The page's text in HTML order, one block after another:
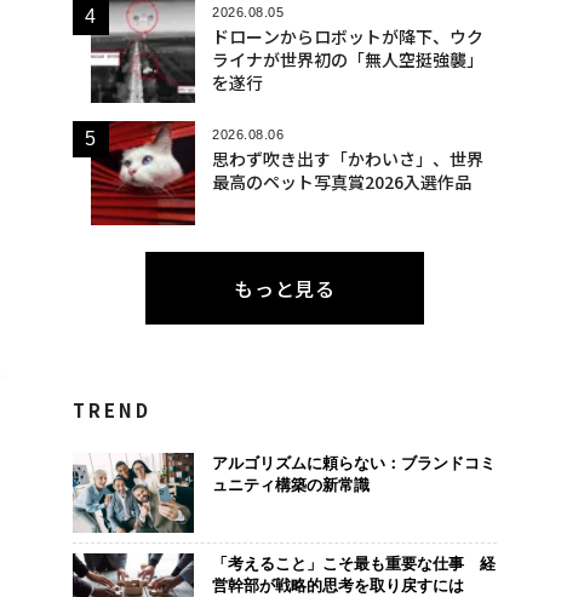
2026.08.05
ドローンからロボットが降下、ウク
ライナが世界初の「無人空挺強襲」
を遂行
2026.08.06
思わず吹き出す「かわいさ」、世界
最高のペット写真賞2026入選作品
もっと見る
TREND
アルゴリズムに頼らない：ブランドコミ
ュニティ構築の新常識
「考えること」こそ最も重要な仕事 経
営幹部が戦略的思考を取り戻すには